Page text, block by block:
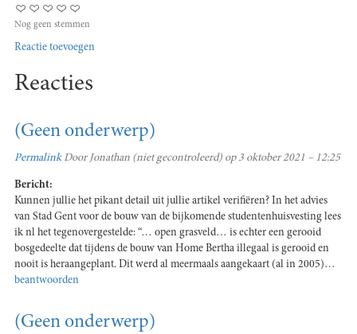
Nog geen stemmen
Reactie toevoegen
Reacties
(Geen onderwerp)
PermalinkDoorJonathan (niet gecontroleerd) op 3 oktober 2021 – 12:25
Bericht:
Kunnen jullie het pikant detail uit jullie artikel verifiëren? In het advies
van Stad Gent voor de bouw van de bijkomende studentenhuisvesting lees
ik nl het tegenovergestelde: “… open grasveld… is echter een gerooid
bosgedeelte dat tijdens de bouw van Home Bertha illegaal is gerooid en
nooit is heraangeplant. Dit werd al meermaals aangekaart (al in 2005)…
beantwoorden
(Geen onderwerp)